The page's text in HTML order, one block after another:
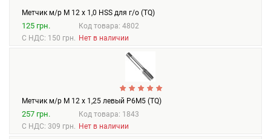
Метчик м/р М 12 х 1,0 HSS для г/о (TQ)
125 грн.
С НДС: 150 грн.
Код товара: 4802
Нет в наличии
Метчик м/р М 12 х 1,25 левый Р6М5 (TQ)
257 грн.
С НДС: 309 грн.
Код товара: 1843
Нет в наличии